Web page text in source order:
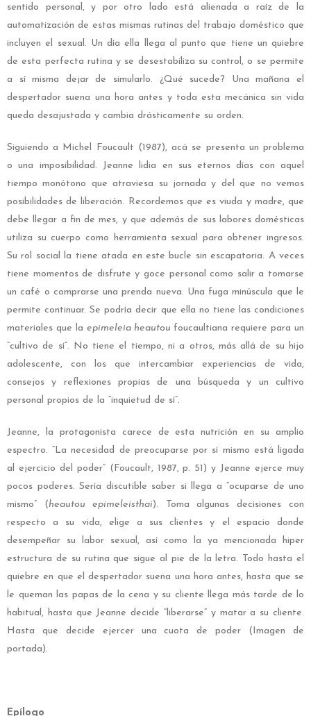
sentido personal, y por otro lado está alienada a raíz de la
automatización de estas mismas rutinas del trabajo doméstico que
incluyen el sexual. Un día ella llega al punto que tiene un quiebre
de esta perfecta rutina y se desestabiliza su control , o se permite
a sí misma dejar de simularlo. ¿Qué sucede? Una mañana el
despertador suena una hora antes y toda esta mecánica sin vida
queda desajustada y cambia drásticamente su orden.
Siguiendo a Michel Foucault (1987), acá se presenta un problema
o una imposibilidad. Jeanne lidia en sus eternos días con aquel
tiempo monótono que atraviesa su jornada y del que no vemos
posibilidades de liberación. Recordemos que es viuda y madre, que
debe llegar a fin de mes, y que además de sus labores domésticas
utiliza su cuerpo como herramienta sexual para obtener ingresos.
Su rol social la tiene atada en este bucle sin escapatoria. A veces
tiene momentos de disfrute y goce personal como salir a tomarse
un café o comprarse una prenda nueva. Una fuga minúscula que le
permite continuar. Se podría decir que ella no tiene las condiciones
materiales que la epimeleia heautou foucaultiana requiere para un
“cultivo de sí”. No tiene el tiempo, ni a otros, más allá de su hijo
adolescente, con los que intercambiar experiencias de vida,
consejos y reflexiones propias de una búsqueda y un cultivo
personal propios de la “inquietud de sí”.
Jeanne, la protagonista carece de esta nutrición en su amplio
espectro. “La necesidad de preocuparse por sí mismo está ligada
al ejercicio del poder” (Foucault, 1987, p. 51) y Jeanne ejerce muy
pocos poderes. Sería discutible saber si llega a “ocuparse de uno
mismo” (heautou epimeleisthai). Toma algunas decisiones con
respecto a su vida, elige a sus clientes y el espacio donde
desempeñar su labor sexual, así como la ya mencionada hiper
estructura de su rutina que sigue al pie de la letra. Todo hasta el
quiebre en que el despertador suena una hora antes, hasta que se
le queman las papas de la cena y su cliente llega más tarde de lo
habitual, hasta que Jeanne decide “liberarse” y matar a su cliente.
Hasta que decide ejercer una cuota de poder (Imagen de
portada).
Epílogo